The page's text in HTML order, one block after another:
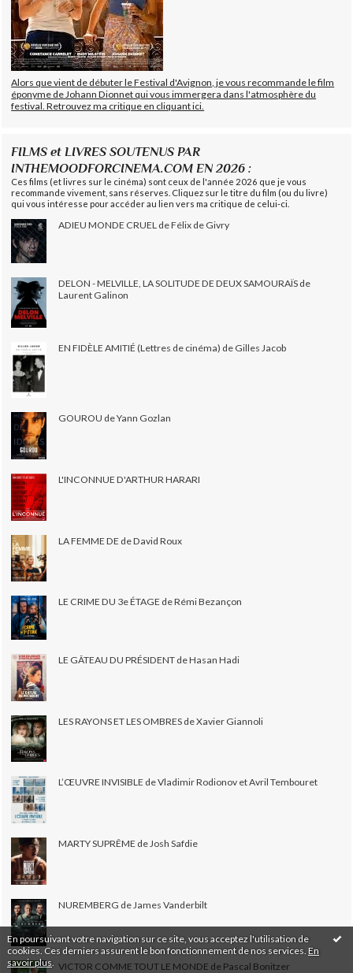
En poursuivant votre navigation sur ce site, vous acceptez l'utilisation de
cookies. Ces derniers assurent le bon fonctionnement de nos services. En
savoir plus
Alors que vient de débuter le Festival d'Avignon, je vous recommande le film
éponyme de Johann Dionnet qui vous immergera dans l'atmosphère du
festival. Retrouvez ma critique en cliquant ici.
FILMS et LIVRES SOUTENUS PAR
INTHEMOODFORCINEMA.COM EN 2026 :
Ces films (et livres sur le cinéma) sont ceux de l'année 2026 que je vous
recommande vivement, sans réserves. Cliquez sur le titre du film (ou du livre)
qui vous intéresse pour accéder au lien vers ma critique de celui-ci.
ADIEU MONDE CRUEL de Félix de Givry
DELON - MELVILLE, LA SOLITUDE DE DEUX SAMOURAÏS de
Laurent Galinon
EN FIDÈLE AMITIÉ (Lettres de cinéma) de Gilles Jacob
GOUROU de Yann Gozlan
L'INCONNUE D'ARTHUR HARARI
LA FEMME DE de David Roux
LE CRIME DU 3e ÉTAGE de Rémi Bezançon
LE GÂTEAU DU PRÉSIDENT de Hasan Hadi
LES RAYONS ET LES OMBRES de Xavier Giannoli
L’ŒUVRE INVISIBLE de Vladimir Rodionov et Avril Tembouret
MARTY SUPRÊME de Josh Safdie
NUREMBERG de James Vanderbilt
VICTOR COMME TOUT LE MONDE de Pascal Bonitzer